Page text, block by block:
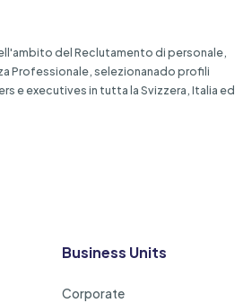
del Reclutamento di personale,
Professionale, selezionanado profili
e executives in tutta la Svizzera, Italia ed
Business Units
Corporate